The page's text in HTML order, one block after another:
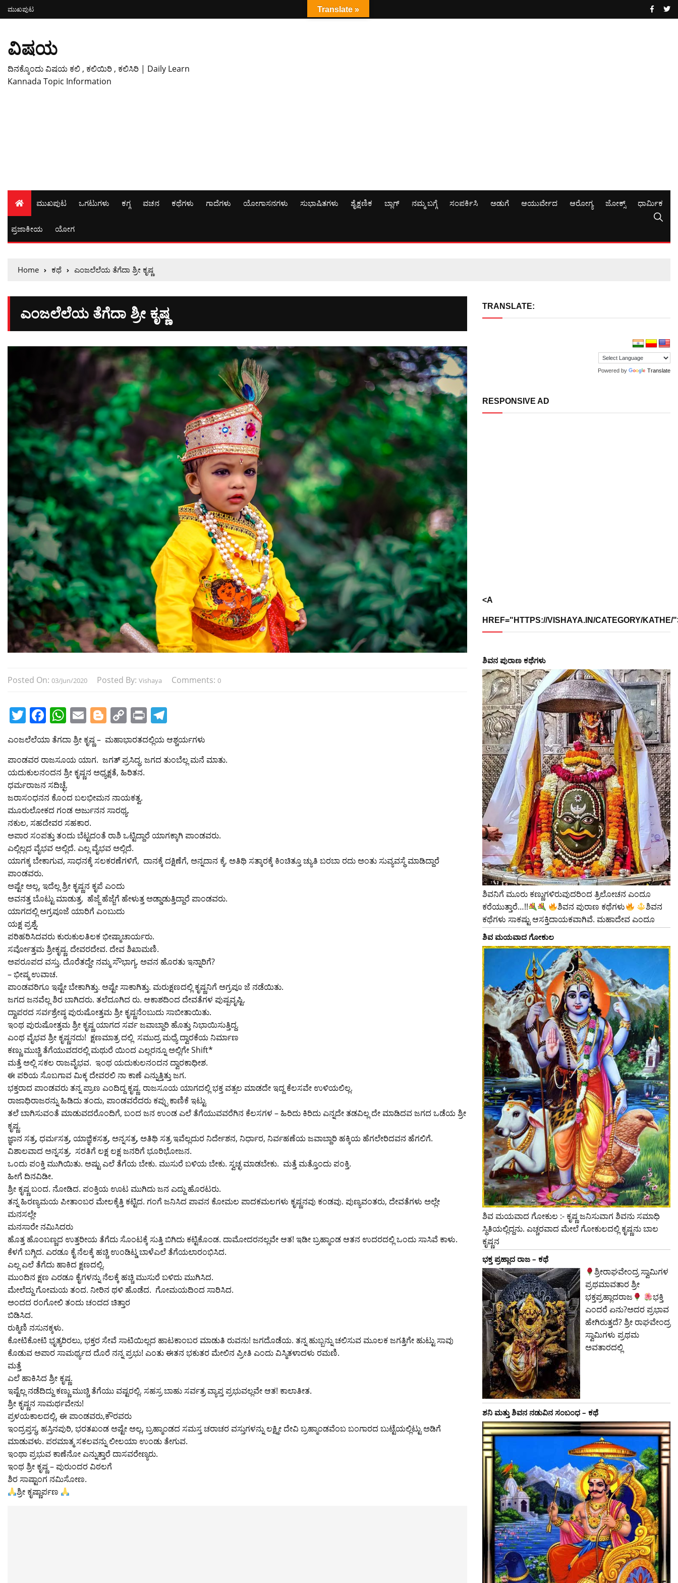
ಮುಖಪುಟ
ವಿಷಯ
ದಿನಕ್ಕೊಂದು ವಿಷಯ ಕಲಿ , ಕಲಿಯಿರಿ , ಕಲಿಸಿರಿ | Daily Learn
Kannada Topic Information
ಮುಖಪುಟ ಒಗಟುಗಳು ಕಗ್ಗ ವಚನ ಕಥೆಗಳು ಗಾದೆಗಳು ಯೋಗಾಸನಗಳು ಸುಭಾಷಿತಗಳು ಶೈಕ್ಷಣಿಕ ಬ್ಲಾಗ್ ನಮ್ಮ ಬಗ್ಗೆ ಸಂಪರ್ಕಿಸಿ ಅಡುಗೆ ಆಯುರ್ವೇದ ಆರೋಗ್ಯ ಜೋಕ್ಸ್ ಧಾರ್ಮಿಕ
ಪ್ರಜಾಕೀಯ ಯೋಗ
Home ಕಥೆ ಎಂಜಲೆಲೆಯ ತೆಗೆದಾ ಶ್ರೀ ಕೃಷ್ಣ
ಎಂಜಲೆಲೆಯ ತೆಗೆದಾ ಶ್ರೀ ಕೃಷ್ಣ
Posted On: 03/Jun/2020 Posted By: Vishaya Comments: 0
T
w
itt
er
F
a
c
e
b
o
o
k
W
h
at
s
A
p
p
E
m
ai
l
Bl
o
g
g
er
C
o
p
y
Li
n
k
Pr
in
t
el
e
gr
ಎಂಜಲೆಲೆಯಾ ತೆಗದಾ ಶ್ರೀ ಕೃಷ್ಣ – ಮಹಾಭಾರತದಲ್ಲಿಯ ಆಶ್ಚರ್ಯಗಳು
ಪಾಂಡವರ ರಾಜಸೂಯ ಯಾಗ. ಜಗತ್ ಪ್ರಸಿದ್ಧ. ಜಗದ ತುಂಬೆಲ್ಲ ಮನೆ ಮಾತು.
ಯದುಕುಲನಂದನ ಶ್ರೀ ಕೃಷ್ಣನ ಅಧ್ಯಕ್ಷತೆ, ಹಿರಿತನ.
ಧರ್ಮರಾಜನ ಸದಿಚ್ಛೆ.
ಜರಾಸಂಧನನ ಕೊಂದ ಬಲಭೀಮನ ನಾಯಕತ್ವ.
ಮೂರುಲೋಕದ ಗಂಡ ಅರ್ಜುನನ ಸಾರಥ್ಯ.
ನಕುಲ, ಸಹದೇವರ ಸಹಕಾರ.
ಅಪಾರ ಸಂಪತ್ತು ತಂದು ಬೆಟ್ಟದಂತೆ ರಾಶಿ ಒಟ್ಟಿದ್ದಾರೆ ಯಾಗಕ್ಕಾಗಿ ಪಾಂಡವರು.
ಎಲ್ಲಿಲ್ಲದ ವೈಭವ ಅಲ್ಲಿದೆ. ಎಲ್ಲ ವೈಭವ ಅಲ್ಲಿದೆ.
ಯಾಗಕ್ಕ ಬೇಕಾಗುವ, ಸಾಧನಕ್ಕೆ ಸಲಕರಣೆಗಳಿಗೆ, ದಾನಕ್ಕೆ ದಕ್ಷಿಣೆಗೆ, ಅನ್ನದಾನ ಕ್ಕೆ, ಅತಿಥಿ ಸತ್ಕಾರಕ್ಕೆ ಕಿಂಚಿತ್ತೂ ಚ್ಯುತಿ ಬರಬಾ ರದು ಅಂತು ಸುವ್ಯವಸ್ಥೆ ಮಾಡಿದ್ದಾರೆ
ಪಾಂಡವರು.
ಅಷ್ಟೇ ಅಲ್ಲ, ಇದೆಲ್ಲ ಶ್ರೀ ಕೃಷ್ಣನ ಕೃಪೆ ಎಂದು
ಅವನತ್ತ ಬೊಟ್ಟು ಮಾಡುತ್ತ, ಹೆಜ್ಜೆ ಹೆಜ್ಜೆಗೆ ಹೇಳುತ್ತ ಅಡ್ಡಾಡುತ್ತಿದ್ದಾರೆ ಪಾಂಡವರು.
ಯಾಗದಲ್ಲಿ ಅಗ್ರಪೂಜೆ ಯಾರಿಗೆ ಎಂಬುದು
ಯಕ್ಷ ಪ್ರಶ್ನೆ.
ಪರಿಹರಿಸಿದವರು ಕುರುಕುಲತಿಲಕ ಭೀಷ್ಮಾಚಾರ್ಯರು.
ಸರ್ವೋತ್ತಮ ಶ್ರೀಕೃಷ್ಣ. ದೇವರದೇವ. ದೇವ ಶಿಖಾಮಣಿ.
ಅಪರೂಪದ ವಸ್ತು. ದೊರೆತದ್ದೇ ನಮ್ಮ ಸೌಭಾಗ್ಯ. ಅವನ ಹೊರತು ಇನ್ನಾರಿಗೆ?
– ಭೀಷ್ಮ ಉವಾಚ.
ಪಾಂಡವರಿಗೂ ಇಷ್ಟೇ ಬೇಕಾಗಿತ್ತು. ಅಷ್ಟೇ ಸಾಕಾಗಿತ್ತು. ಮರುಕ್ಷಣದಲ್ಲಿ ಕೃಷ್ಣನಿಗೆ ಅಗ್ರಪೂ ಜೆ ನಡೆಯಿತು.
ಜಗದ ಜನವೆಲ್ಲ ಶಿರ ಬಾಗಿದರು. ತಲೆದೂಗಿದ ರು. ಆಕಾಶದಿಂದ ದೇವತೆಗಳ ಪುಷ್ಪವೃಷ್ಟಿ.
ದ್ವಾಪರದ ಸರ್ವಶ್ರೇಷ್ಠ ಪುರುಷೋತ್ತಮ ಶ್ರೀ ಕೃಷ್ಣನೆಂಬುದು ಸಾಬೀತಾಯಿತು.
ಇಂಥ ಪುರುಷೋತ್ತಮ ಶ್ರೀ ಕೃಷ್ಣ ಯಾಗದ ಸರ್ವ ಜವಾಬ್ದಾರಿ ಹೊತ್ತು ನಿಭಾಯಿಸುತ್ತಿದ್ದ.
ಎಂಥ ವೈಭವ ಶ್ರೀ ಕೃಷ್ಣನದು! ಕ್ಷಣಮಾತ್ರ ದಲ್ಲಿ ಸಮುದ್ರ ಮಧ್ಯೆ ದ್ವಾರಕೆಯ ನಿರ್ಮಾಣ
ಕಣ್ಣು ಮುಚ್ಚಿ ತೆಗೆಯುವದರಲ್ಲಿ ಮಥುರೆ ಯಿಂದ ಎಲ್ಲರನ್ನೂ ಅಲ್ಲಿಗೇ Shift*
ಮತ್ತೆ ಅಲ್ಲಿ ಸಕಲ ರಾಜವೈಭವ. ಇಂಥ ಯದುಕುಲನಂದನ ದ್ವಾರಕಾಧೀಶ.
ಈ ಪರಿಯ ಸೊಬಗಾವ ಮಿಕ್ಕ ದೇವರಲಿ ನಾ ಕಾಣೆ ಎನ್ನುತ್ತಿತ್ತು ಜಗ.
ಭಕ್ತರಾದ ಪಾಂಡವರು ತನ್ನ ಪ್ರಾಣ ಎಂದಿದ್ದ ಕೃಷ್ಣ. ರಾಜಸೂಯ ಯಾಗದಲ್ಲಿ ಭಕ್ತ ವತ್ಸಲ ಮಾಡದೇ ಇದ್ದ ಕೆಲಸವೇ ಉಳಿಯಲಿಲ್ಲ.
ರಾಜಾಧಿರಾಜರನ್ನು ಹಿಡಿದು ತಂದು, ಪಾಂಡವರೆದರು ಕಪ್ಪು ಕಾಣಿಕೆ ಇಟ್ಟು
ತಲೆ ಬಾಗಿಸುವಂತೆ ಮಾಡುವದರೊಂದಿಗೆ, ಬಂದ ಜನ ಉಂಡ ಎಲೆ ತೆಗೆಯುವವರೆಗಿನ ಕೆಲಸಗಳ – ಹಿರಿದು ಕಿರಿದು ಎನ್ನದೇ ತಡವಿಲ್ಲ ದೇ ಮಾಡಿದವ ಜಗದ ಒಡೆಯ ಶ್ರೀ
ಕೃಷ್ಣ.
ಜ್ಞಾನ ಸತ್ರ, ಧರ್ಮಸತ್ರ, ಯಾಜ್ಞಿಕಸತ್ರ, ಅನ್ನಸತ್ರ, ಅತಿಥಿ ಸತ್ರ ಇವೆಲ್ಲದುರ ನಿರ್ದೇಶನ, ನಿರ್ಧಾರ, ನಿರ್ವಹಣೆಯ ಜವಾಬ್ದಾರಿ ಹಕ್ಕಿಯ ಹೆಗಲೇರಿದವನ ಹೆಗಲಿಗೆ.
ವಿಶಾಲವಾದ ಅನ್ನಸತ್ರ. ಸರತಿಗೆ ಲಕ್ಷ ಲಕ್ಷ ಜನರಿಗೆ ಭೂರಿಭೋಜನ.
ಒಂದು ಪಂಕ್ತಿ ಮುಗಿಯಿತು. ಅಷ್ಟು ಎಲೆ ತೆಗೆಯ ಬೇಕು. ಮುಸುರೆ ಬಳಿಯ ಬೇಕು. ಸ್ವಚ್ಛ ಮಾಡಬೇಕು. ಮತ್ತೆ ಮತ್ತೊಂದು ಪಂಕ್ತಿ.
ಹೀಗೆ ದಿನವಿಡೀ.
ಶ್ರೀ ಕೃಷ್ಣ ಬಂದ. ನೋಡಿದ. ಪಂಕ್ತಿಯ ಊಟ ಮುಗಿದು ಜನ ಎದ್ದು ಹೊರಟರು.
ತನ್ನ ಹಿರಣ್ಯಮಯ ಪೀತಾಂಬರ ಮೇಲಕ್ಕೆತ್ತಿ ಕಟ್ಟಿದ. ಗಂಗೆ ಜನಿಸಿದ ಪಾವನ ಕೋಮಲ ಪಾದಕಮಲಗಳು ಕೃಷ್ಣನವು ಕಂಡವು. ಪುಣ್ಯವಂತರು, ದೇವತೆಗಳು ಅಲ್ಲೇ
ಮನಸಲ್ಲೇ
ಮನಸಾರೇ ನಮಿಸಿದರು
ಹೊತ್ತ ಹೊಂಬಣ್ಣದ ಉತ್ತರೀಯ ತೆಗೆದು ಸೊಂಟಕ್ಕೆ ಸುತ್ತಿ ಬಿಗಿದು ಕಟ್ಟಿಕೊಂಡ. ದಾಮೋದರನಲ್ಲವೇ ಆತ! ಇಡೀ ಬ್ರಹ್ಮಾಂಡ ಆತನ ಉದರದಲ್ಲಿ ಒಂದು ಸಾಸಿವೆ ಕಾಳು.
ಕೆಳಗೆ ಬಗ್ಗಿದ. ಎರಡೂ ಕೈ ನೆಲಕ್ಕೆ ಹಚ್ಚಿ ಉಂಡಿಟ್ಡ ಬಾಳೆಎಲೆ ತೆಗೆಯಲಾರಂಭಿಸಿದ.
ಎಲ್ಲ ಎಲೆ ತೆಗೆದು ಹಾಕಿದ ಕ್ಷಣದಲ್ಲಿ.
ಮುಂದಿನ ಕ್ಷಣ ಎರಡೂ ಕೈಗಳನ್ನು ನೆಲಕ್ಕೆ ಹಚ್ಚಿ ಮುಸುರೆ ಬಳಿದು ಮುಗಿಸಿದ.
ಮೇಲೆದ್ದು ಗೋಮಯ ತಂದ. ನೀರಿನ ಥಳಿ ಹೊಡೆದ. ಗೋಮಯದಿಂದ ಸಾರಿಸಿದ.
ಅಂದದ ರಂಗೋಲಿ ತಂದು ಚಂದದ ಚಿತ್ತಾರ
ಬಿಡಿಸಿದ.
ರುಕ್ಮಿಣಿ ನಸುನಕ್ಕಳು.
ಕೋಟಿಕೋಟಿ ಭೃತ್ಯರಿರಲು, ಭಕ್ತರ ಸೇವೆ ಸಾಟಿಯಿಲ್ಲದ ಹಾಟಕಾಂಬರ ಮಾಡುತಿ ರುವನು! ಜಗದೊಡೆಯ. ತನ್ನ ಹುಬ್ಬನ್ನು ಚಲಿಸುವ ಮೂಲಕ ಜಗತ್ತಿಗೇ ಹುಟ್ಟು ಸಾವು
ಕೊಡುವ ಅಪಾರ ಸಾಮರ್ಥ್ಯದ ದೊರೆ ನನ್ನ ಪ್ರಭು! ಎಂತು ಈತನ ಭಕುತರ ಮೇಲಿನ ಪ್ರೀತಿ ಎಂದು ವಿಸ್ಮಿತಳಾದಳು ರಮಣಿ.
ಮತ್ತೆ
ಎಲೆ ಹಾಕಿಸಿದ ಶ್ರೀ ಕೃಷ್ಣ.
ಇಷ್ಟೆಲ್ಲ ನಡೆದಿದ್ದು ಕಣ್ಣು ಮುಚ್ಚಿ ತೆಗೆಯು ವಷ್ಟರಲ್ಲಿ. ಸಹಸ್ರ ಬಾಹು ಸರ್ವತ್ರ ವ್ಯಾಪ್ತ ಪ್ರಭುವಲ್ಲವೇ ಆತ! ಕಾಲಾತೀತ.
ಶ್ರೀ ಕೃಷ್ಣನ ಸಾಮರ್ಥವೇನು!
ಪ್ರಳಯಕಾಲದಲ್ಲಿ, ಈ ಪಾಂಡವರು,ಕೌರವರು
ಇಂದ್ರಪ್ತಸ್ಥ, ಹಸ್ತಿನಪುರಿ, ಭರತಖಂಡ ಅಷ್ಟೇ ಅಲ್ಲ, ಬ್ರಹ್ಮಾಂಡದ ಸಮಸ್ತ ಚರಾಚರ ವಸ್ತುಗಳನ್ನು ಲಕ್ಷ್ಮೀ ದೇವಿ ಬ್ರಹ್ಮಾಂಡವೆಂಬ ಬಂಗಾರದ ಬುಟ್ಟೆಯಲ್ಲಿಟ್ಟು ಅಡಿಗೆ
ಮಾಡುವಳು. ಪರಮಾತ್ಮ ಸಕಲವನ್ನು ಲೀಲಯಾ ಉಂಡು ತೇಗುವ.
ಇಂಥಾ ಪ್ರಭುವ ಕಾಣೆನೋ ಎನ್ನುತ್ತಾರೆ ದಾಸವರೇಣ್ಯರು.
ಇಂಥ ಶ್ರೀ ಕೃಷ್ಣ – ಪುರುಂದರ ವಿಠಲಗೆ
ಶಿರ ಸಾಷ್ಟಾಂಗ ನಮಿಸೋಣ.
ಶ್ರೀ ಕೃಷ್ಣಾರ್ಪಣ
TRANSLATE:
Powered by Translate
RESPONSIVE AD
<A
HREF="HTTPS://VISHAYA.IN/CATEGORY/KATHE/
ಶಿವನ ಪುರಾಣ ಕಥೆಗಳು
ಶಿವನಿಗೆ ಮೂರು ಕಣ್ಣುಗಳಿರುವುದರಿಂದ ತ್ರಿಲೋಚನ ಎಂದೂ
ಕರೆಯುತ್ತಾರೆ…!!
ಶಿವನ ಪುರಾಣ ಕಥೆಗಳು
ಶಿವನ
ಕಥೆಗಳು ಸಾಕಷ್ಟು ಆಸಕ್ತಿದಾಯಕವಾಗಿವೆ. ಮಹಾದೇವ ಎಂದೂ
ಶಿವ ಮಯವಾದ ಗೋಕುಲ
ಶಿವ ಮಯವಾದ ಗೋಕುಲ :- ಕೃಷ್ಣ ಜನಿಸುವಾಗ ಶಿವನು ಸಮಾಧಿ
ಸ್ಥಿತಿಯಲ್ಲಿದ್ದನು. ಎಚ್ಚರವಾದ ಮೇಲೆ ಗೋಕುಲದಲ್ಲಿ ಕೃಷ್ಣನು ಬಾಲ
ಕೃಷ್ಣನ
ಭಕ್ತ ಪ್ರಹ್ಲಾದ ರಾಜ – ಕಥೆ
ಶ್ರೀರಾಘವೇಂದ್ರ ಸ್ವಾಮಿಗಳ
ಪ್ರಥಮಾವತಾರ ಶ್ರೀ
ಭಕ್ತಪ್ರಹ್ಲಾದರಾಜ
ಭಕ್ತಿ
ಎಂದರೆ ಏನು?ಅದರ ಪ್ರಭಾವ
ಹೇಗಿರುತ್ತದೆ? ಶ್ರೀ ರಾಘವೇಂದ್ರ
ಸ್ವಾಮಿಗಳು ಪ್ರಥಮ
ಅವತಾರದಲ್ಲಿ
ಶನಿ ಮತ್ತು ಶಿವನ ನಡುವಿನ ಸಂಬಂಧ – ಕಥೆ
Translate »